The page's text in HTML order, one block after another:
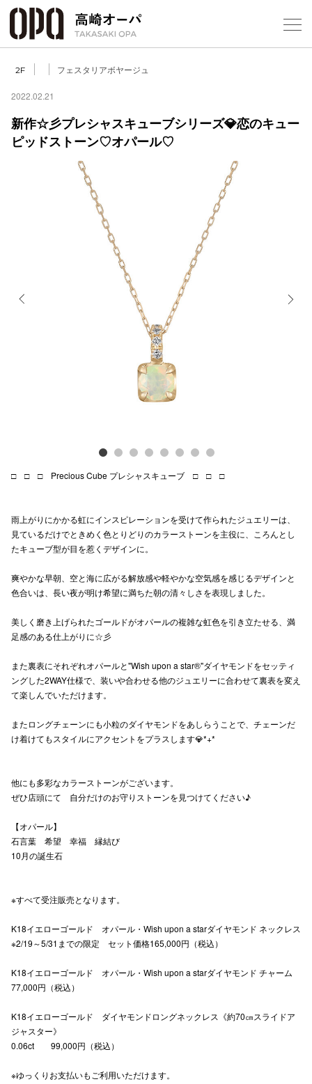
2F フェスタリアボヤージュ
2022.02.21
新作☆彡プレシャスキューブシリーズ💎恋のキュー
ピッドストーン♡オパール♡
□ □ □ Precious Cube プレシャスキューブ □ □ □
雨上がりにかかる虹にインスピレーションを受けて作られたジュエリーは、
見ているだけでときめく色とりどりのカラーストーンを主役に、ころんとし
たキューブ型が目を惹くデザインに。
爽やかな早朝、空と海に広がる解放感や軽やかな空気感を感じるデザインと
色合いは、長い夜が明け希望に満ちた朝の清々しさを表現しました。
美しく磨き上げられたゴールドがオパールの複雑な虹色を引き立たせる、満
足感のある仕上がりに☆彡
また裏表にそれぞれオパールと"Wish upon a star®"ダイヤモンドをセッティ
ングした2WAY仕様で、装いや合わせる他のジュエリーに合わせて裏表を変え
て楽しんでいただけます。
またロングチェーンにも小粒のダイヤモンドをあしらうことで、チェーンだ
け着けてもスタイルにアクセントをプラスします💎*+*
他にも多彩なカラーストーンがございます。
ぜひ店頭にて 自分だけのお守りストーンを見つけてください♪
【オパール】
石言葉 希望 幸福 縁結び
10月の誕生石
※すべて受注販売となります。
K18イエローゴールド オパール・Wish upon a starダイヤモンド ネックレス
※2/19～5/31までの限定 セット価格165,000円（税込）
K18イエローゴールド オパール・Wish upon a starダイヤモンド チャーム
77,000円（税込）
K18イエローゴールド ダイヤモンドロングネックレス《約70㎝スライドア
ジャスター》
0.06ct 99,000円（税込）
※ゆっくりお支払いもご利用いただけます。
フロア
スタッ
利用規約
ソーシャル
秋田
新百合
キャナルシ
仙台フォ